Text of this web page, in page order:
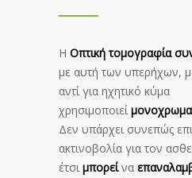
Η Οπτική τομογραφία
με αυτή των υπερήχων,
αντί για ηχητικό κύμα
χρησιμοποιεί
Δεν υπάρχει συνεπώς
ακτινοβολία για τον
έτσιμπορείνα